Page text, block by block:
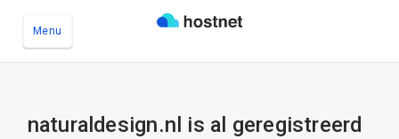
Menu
naturaldesign.nl is al geregistreerd